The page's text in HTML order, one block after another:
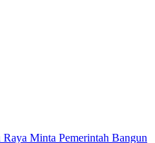
Minta Pemerintah Bangun